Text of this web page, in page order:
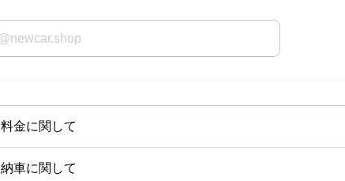
料金に関して
納車に関して